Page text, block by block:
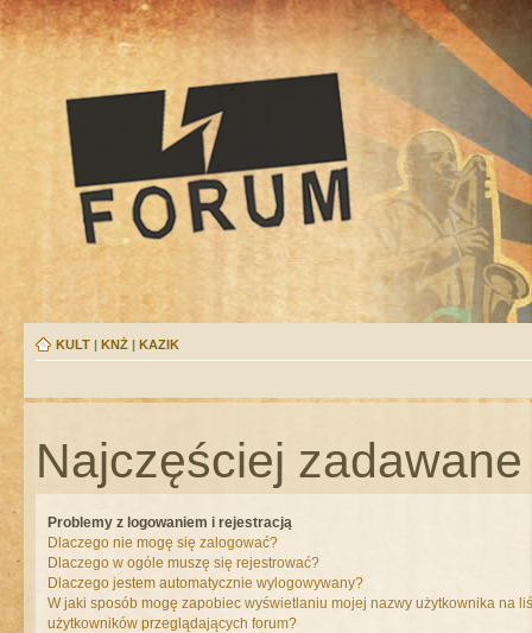
KULT | KNŻ | KAZIK
Najczęściej
Problemy z logowaniem i rejestracją
Dlaczego nie mogę się zalogować?
Dlaczego w ogóle muszę się rejestrować?
Dlaczego jestem automatycznie wylogowywany?
W jaki sposób mogę zapobiec wyświetlaniu mojej nazwy użytkownika na
użytkowników przeglądających forum?